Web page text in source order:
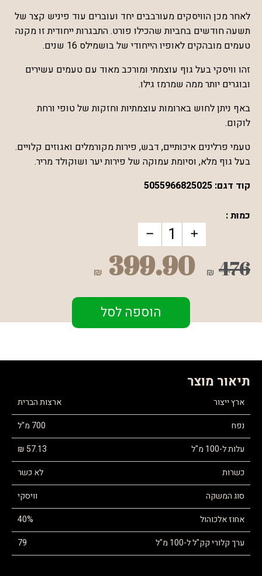
לאחר מכן הוויסקים מעורבבים יחד ועוברים עוד פיניש קצר של
תשעה חודשים בחביות שהכילו פורט. התבגרות ייחודית זו מקנה
טעמים מובהקים לאופיו הייחודי של בושמילס 16 שנים.
זהו וויסקי בעל גוף עוצמתי ומורכב מאוד עם טעמים עשירים
ובוגרים יותר ממה שמרמז גילו.
באף ניתן לחוש בארומות עוצמתיות וחזקות של טופי ורחת
לוקום.
טעמי פרלינים איכותיים, דבש, פירות מקורמלים ואגוזים קלויים.
בעל גוף מלא, וסיומת עמוקה של פירות יער ושוקולד מריר.
קוד דגם: 5055966825025
כמות :
476
₪
399.90
₪
הוספה לסל
תיאור מוצר
ארץ ייצור
ארצות הברית
נפח
700 מ"ל
עלות ל-100 מ"ל
57.13 ₪
כשרות
לא כשר
סוג המשקה
וויסקי
אחוז אלכוהול
40%
ערך קלורי קק"ל ל-100 מ"ל
79